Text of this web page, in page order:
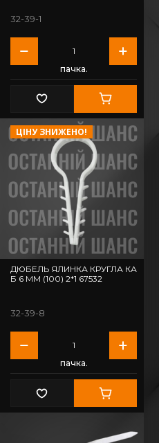
32-39-1
пачка.
ЦІНУ ЗНИЖЕНО!
ДЮБЕЛЬ ЯЛИНКА КРУГЛА КА
Б 6 ММ (100) 2*1 67532
32-39-8
пачка.